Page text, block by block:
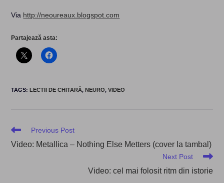
Via http://neoureaux.blogspot.com
Partajează asta:
TAGS:LECTII DE CHITARĂ, NEURO, VIDEO
Read
articles
Previous Post
Video: Metallica – Nothing Else Metters (cover la tambal)
Next Post
Video: cel mai folosit ritm din istorie